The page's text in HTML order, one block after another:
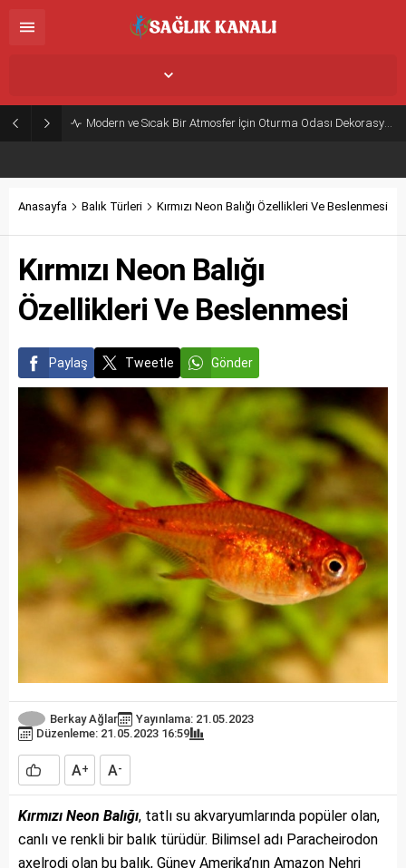
Modern ve Sıcak Bir Atmosfer İçin Oturma Odası Dekorasyon Önerileri
Anasayfa Balık Türleri Kırmızı Neon Balığı Özellikleri Ve Beslenmesi
Kırmızı Neon Balığı
Özellikleri Ve Beslenmesi
Paylaş Tweetle Gönder
Berkay Ağlar
Yayınlama: 21.05.2023
Düzenleme: 21.05.2023 16:59
A+ A-
Kırmızı Neon Balığı, tatlı su akvaryumlarında popüler olan,
canlı ve renkli bir balık türüdür. Bilimsel adı Paracheirodon
axelrodi olan bu balık, Güney Amerika’nın Amazon Nehri